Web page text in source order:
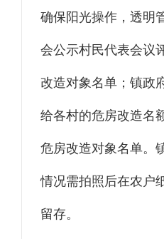
确保阳光操作，透明
会公示村民代表会议
改造对象名单；镇政
给各村的危房改造名
危房改造对象名单。
情况需拍照后在农户
留存。